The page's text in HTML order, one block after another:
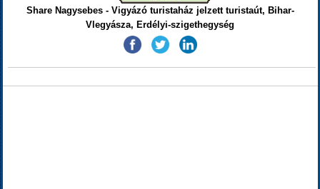
Share Nagysebes - Vigyázó turistaház jelzett turistaút, Bihar-
Vlegyásza, Erdélyi-szigethegység